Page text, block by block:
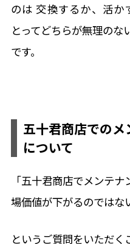
のは 交換するか、活
とってどちらが無理のな
です。
五十君商店での
について
「五十君商店でメンテ
場価値が下がるのではな
というご質問をいただく